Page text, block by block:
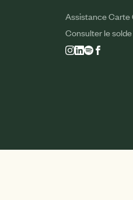
Assistance Carte
Consulter le